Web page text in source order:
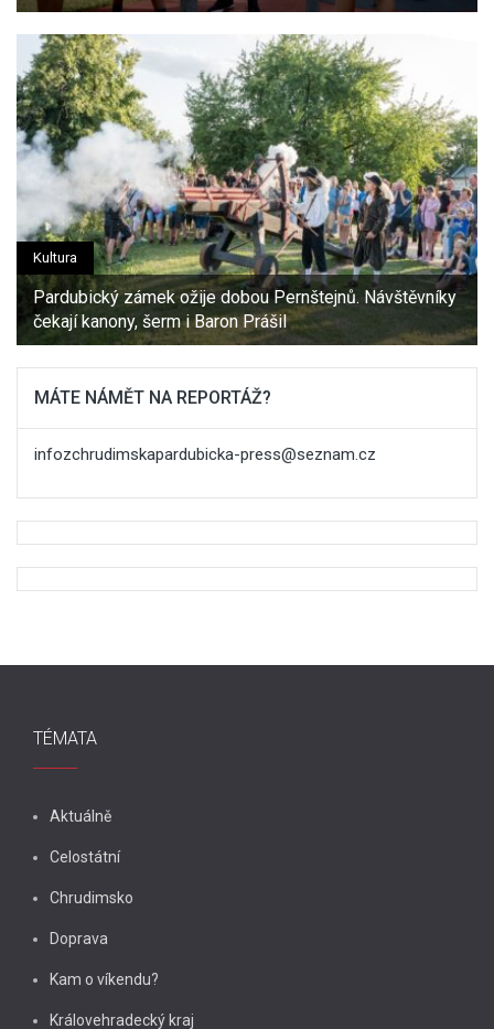
Kultura
Pardubický zámek ožije dobou Pernštejnů. Návštěvníky
čekají kanony, šerm i Baron Prášil
MÁTE NÁMĚT NA REPORTÁŽ?
infozchrudimskapardubicka-press@seznam.cz
TÉMATA
Aktuálně
Celostátní
Chrudimsko
Doprava
Kam o víkendu?
Královehradecký kraj